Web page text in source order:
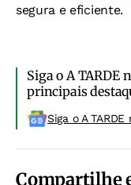
segura e eficiente.
Siga o A TARDE
principais
Siga o A
Compartilhe